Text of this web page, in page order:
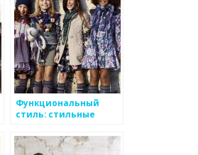
Функциональный
стиль: стильные
потребностям
ребенка